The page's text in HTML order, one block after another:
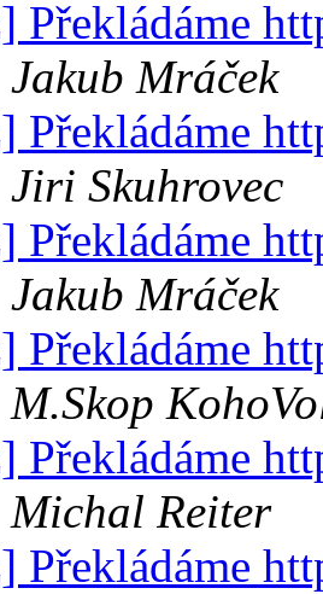
Překládáme
Jakub Mráček
Překládáme
Jiri Skuhrovec
Překládáme
Jakub Mráček
Překládáme
M.Skop
Překládáme
Michal Reiter
Překládáme